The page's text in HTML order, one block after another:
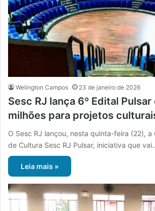
Welington Campos 23 de janeiro de 2026
Sesc RJ lança 6º Edital
milhões para projetos
O Sesc RJ lançou, nesta quinta-feira (22), a
de Cultura Sesc RJ Pulsar, iniciativa que
Leia mais »